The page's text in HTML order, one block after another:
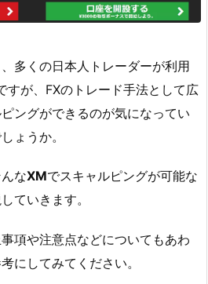
多くの日本人トレーダーが利用
すが、FXのトレード手法として広
ングができるのが気になってい
ょうか。
なXMでスキャルピングが可能な
ていきます。
項や注意点などについてもあわ
にしてみてください。